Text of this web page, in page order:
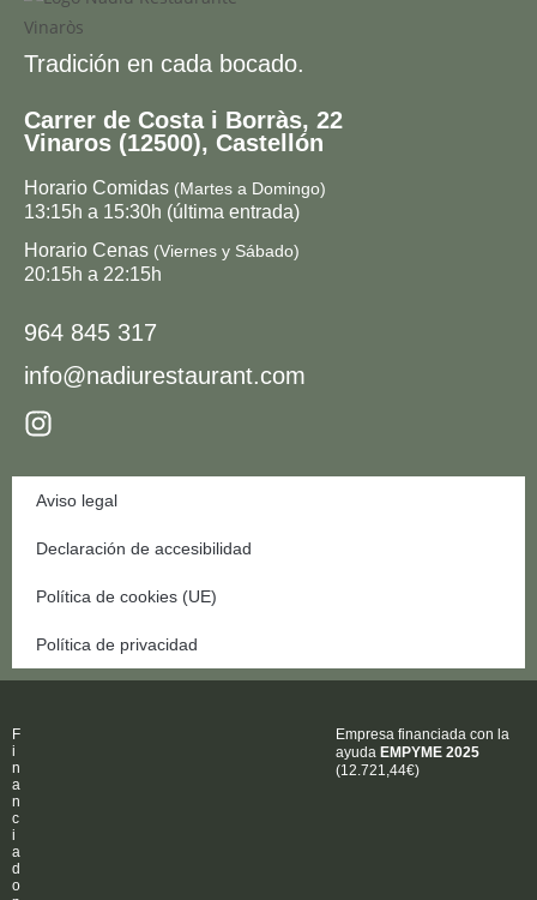
Tradición en cada bocado.
Carrer de Costa i Borràs, 22
Vinaros (12500), Castellón
Horario Comidas (Martes a Domingo)
13:15h a 15:30h (última entrada)
Horario Cenas (Viernes y Sábado)
20:15h a 22:15h
964 845 317
info@nadiurestaurant.com
Aviso legal
Declaración de accesibilidad
Política de cookies (UE)
Política de privacidad
F
i
n
a
n
c
i
a
d
o
Empresa financiada con la
ayuda EMPYME 2025
(12.721,44€)